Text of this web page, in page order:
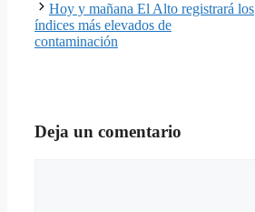
Hoy y mañana El Alto registrará los
índices más elevados de
contaminación
Deja un comentario